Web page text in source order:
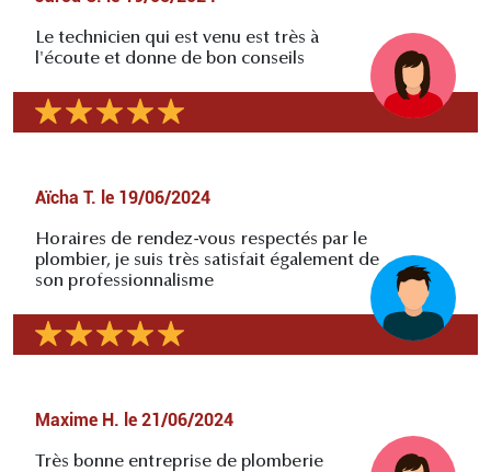
Le technicien qui est venu est très à
l'écoute et donne de bon conseils
Aïcha T. le 19/06/2024
Horaires de rendez-vous respectés par le
plombier, je suis très satisfait également de
son professionnalisme
Maxime H. le 21/06/2024
Très bonne entreprise de plomberie